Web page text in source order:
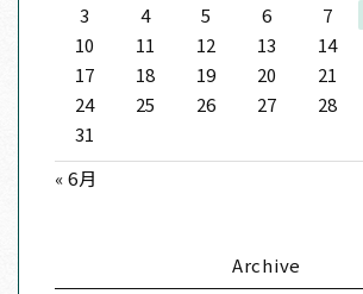
3
4 5 6 7
10
11 12 13 14
17
18 19 20 21
24
25 26 27 28
31
« 6月
Archive